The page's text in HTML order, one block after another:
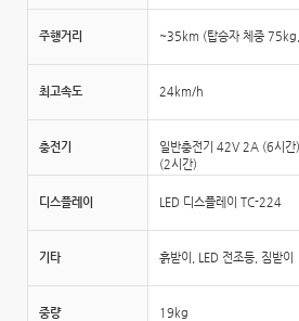
주행거리 ~35km (탑승자 체중 75kg,
최고속도 24km/h
충전기
일반충전기 42V 2A (6시
(2시간)
디스플레이 LED 디스플레이 TC-224
기타 흙받이, LED 전조등, 짐받이
중량 19kg